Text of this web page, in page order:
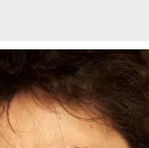
TELEFON
FAX
EMAIL
info@bmc.hu
ÉS